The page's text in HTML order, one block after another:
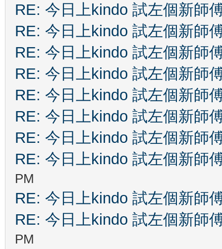
RE: 今日上kindo 試左個新師
RE: 今日上kindo 試左個新師
RE: 今日上kindo 試左個新師
RE: 今日上kindo 試左個新師
RE: 今日上kindo 試左個新師
RE: 今日上kindo 試左個新師
RE: 今日上kindo 試左個新師
RE: 今日上kindo 試左個新師
PM
RE: 今日上kindo 試左個新師
RE: 今日上kindo 試左個新師
PM